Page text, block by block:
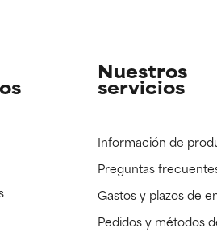
Nuestros
servicios
Información de
Preguntas
Gastos y plazos de
Pedidos y métodos